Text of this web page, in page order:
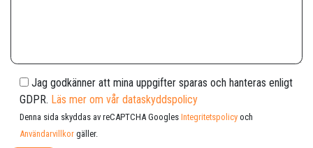
Jag godkänner att mina uppgifter sparas och hanteras enligt
GDPR. Läs mer om vår dataskyddspolicy
Denna sida skyddas av reCAPTCHA GooglesIntegritetspolicy och
Användarvillkor gäller.